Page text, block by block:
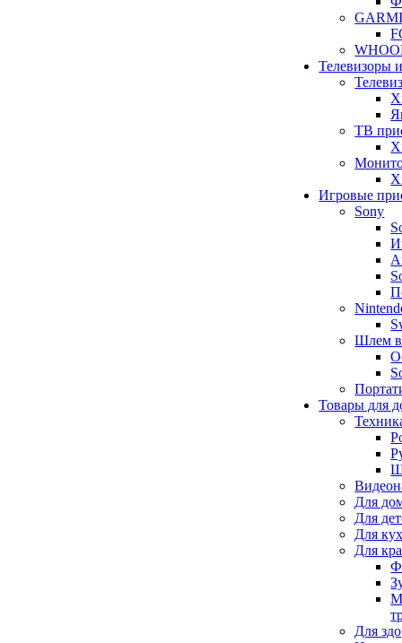
Телевизоры
ТВ
Игровые
Sony
Шлем
Товары для
Для
Для
Для
Для
Для